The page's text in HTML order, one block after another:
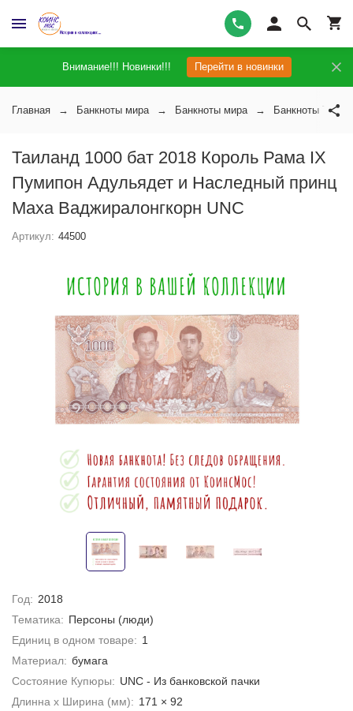
Внимание!!! Новинки!!! Перейти в новинки
Главная Банкноты мира Банкноты мира Банкноты
Таиланд 1000 бат 2018 Король Рама IX
Пумипон Адульядет и Наследный принц
Маха Ваджиралонгкорн UNC
Артикул: 44500
Год: 2018
Тематика: Персоны (люди)
Единиц в одном товаре: 1
Материал: бумага
Состояние Купюры: UNC - Из банковской пачки
Длинна х Ширина (мм): 171 × 92